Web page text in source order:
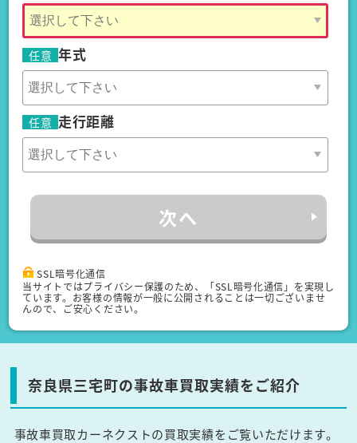
任意 年式
任意 走行距離
次へ
SSL暗号化通信
当サイトではプライバシー保護のため、「SSL暗号化通信」を実現し
ています。お客様の情報が一般に公開されることは一切ございませ
んので、ご安心ください。
奈良県三宅町の事故車買取実績をご紹介
事故車買取カーネクストの買取実績をご覧いただけます。